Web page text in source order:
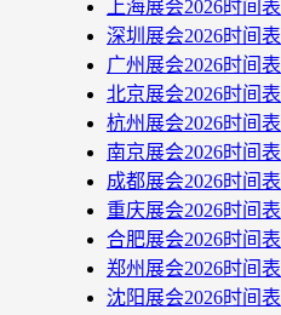
上海展会2026时间表
深圳展会2026时间表
广州展会2026时间表
北京展会2026时间表
杭州展会2026时间表
南京展会2026时间表
成都展会2026时间表
重庆展会2026时间表
合肥展会2026时间表
郑州展会2026时间表
沈阳展会2026时间表